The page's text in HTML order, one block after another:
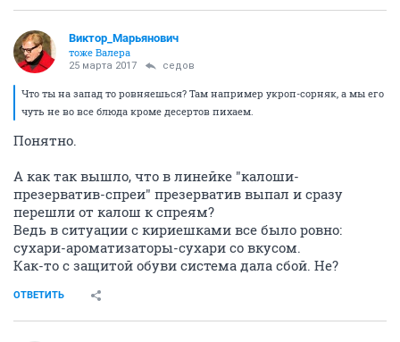
Виктор_Марьянович
тоже Валера
25 марта 2017 седов
Что ты на запад то ровняешься? Там например укроп-сорняк, а мы его
чуть не во все блюда кроме десертов пихаем.
Понятно.
А как так вышло, что в линейке "калоши-
презерватив-спреи" презерватив выпал и сразу
перешли от калош к спреям?
Ведь в ситуации с кириешками все было ровно:
сухари-ароматизаторы-сухари со вкусом.
Как-то с защитой обуви система дала сбой. Не?
ОТВЕТИТЬ